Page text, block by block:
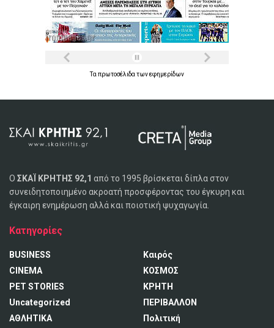
Τα πρωτοσέλιδα τωνεφημερίδων
Ο ΣΚΑΪ ΚΡΗΤΗΣ 92,1 από το 1995 βρίσκεται δίπλα στον
συνειδητοποιημένο ακροατή προσφέροντας του έγκυρη και
έγκαιρη ενημέρωση αλλά και ποιοτική ψυχαγωγία.
Κατηγορίες
BUSINESS
CINEMA
PET STORIES
Uncategorized
ΑΘΛΗΤΙΚΑ
Καιρός
ΚΟΣΜΟΣ
ΚΡΗΤΗ
ΠΕΡΙΒΑΛΛΟΝ
Πολιτική